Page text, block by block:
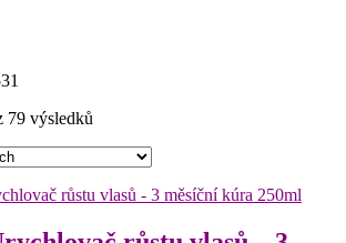
79 výsledků
nejnovějších